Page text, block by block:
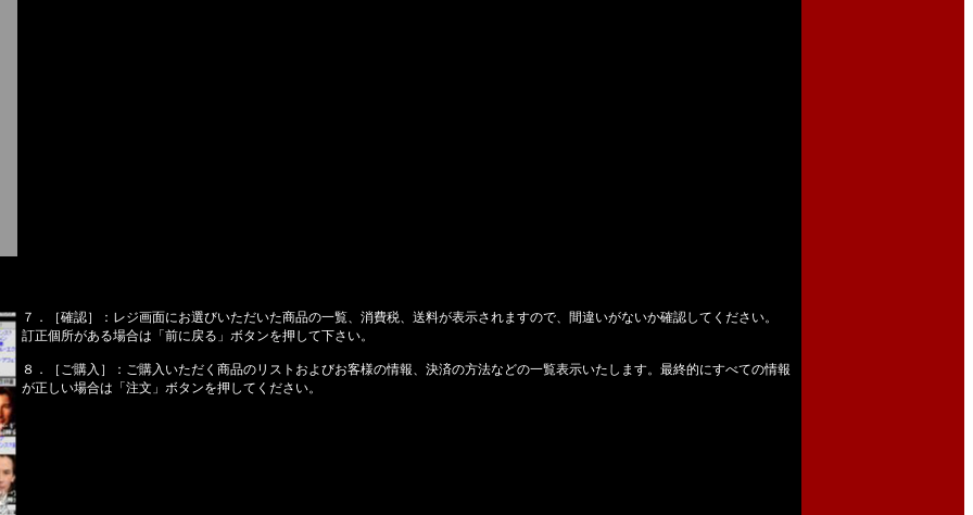
７．［確認］：レジ画面にお選びいただいた商品の一覧、消費税、送料が表示されますので、間違いがないか確認してください。
訂正個所がある場合は「前に戻る」ボタンを押して下さい。
８．［ご購入］：ご購入いただく商品のリストおよびお客様の情報、決済の方法などの一覧表示いたします。最終的にすべての情報
が正しい場合は「注文」ボタンを押してください。